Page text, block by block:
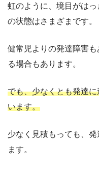
虹のように、境目がは
の状態はさまざまです。
健常児よりの発達障害
る場合もあります。
でも、少なくとも発達
います。
少なく見積もっても、
ます。